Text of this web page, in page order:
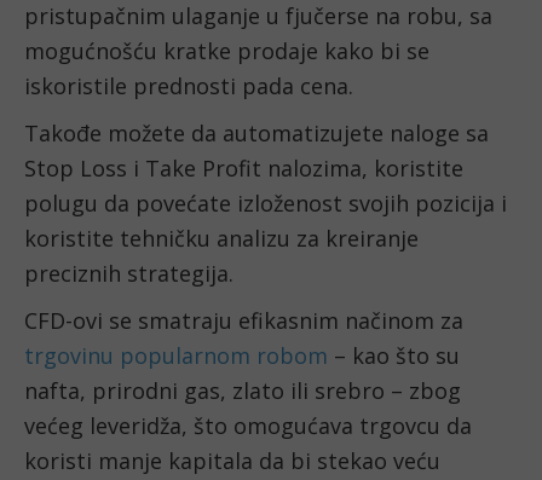
pristupačnim ulaganje u fjučerse na robu, sa
mogućnošću kratke prodaje kako bi se
iskoristile prednosti pada cena.
Takođe možete da automatizujete naloge sa
Stop Loss i Take Profit nalozima, koristite
polugu da povećate izloženost svojih pozicija i
koristite tehničku analizu za kreiranje
preciznih strategija.
trgovinu popularnom robom – kao što su
nafta, prirodni gas, zlato ili srebro – zbog
većeg leveridža, što omogućava trgovcu da
koristi manje kapitala da bi stekao veću